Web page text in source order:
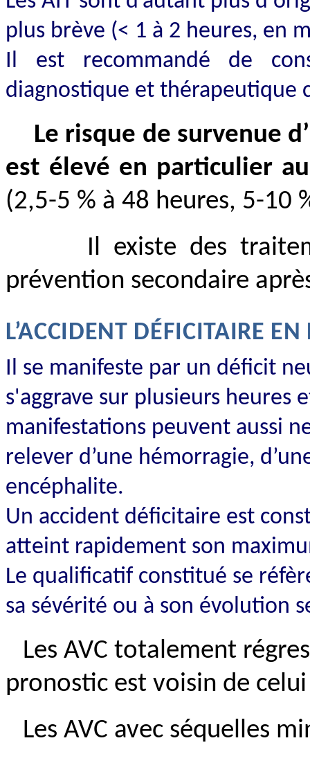
plus brève (< 1 à 2 heures, en
Il est recommandé de
diagnostique et thérapeutique
Le risque de survenue
est élevé en particulier
(2,5-5 % à 48 heures, 5-10
Il existe des
prévention secondaire
L’ACCIDENT DÉFICITAIRE
Il se manifeste par un déficit
s'aggrave sur plusieurs heures
manifestations peuvent aussi
relever d’une hémorragie,
encéphalite.
Un accident déficitaire est
atteint rapidement son
Le qualificatif constitué se
sa sévérité ou à son évolution
Les AVC totalement
pronostic est voisin de celui
Les AVC avec séquelles